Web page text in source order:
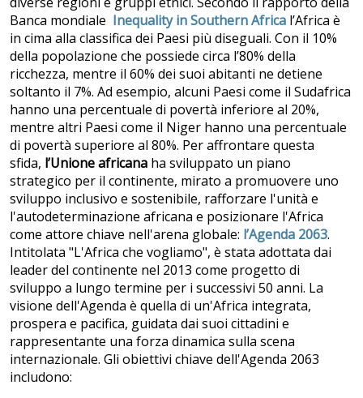
Banca mondiale Inequality in Southern Africa l’Africa è
in cima alla classifica dei Paesi più diseguali. Con il 10%
della popolazione che possiede circa l’80% della
ricchezza, mentre il 60% dei suoi abitanti ne detiene
soltanto il 7%. Ad esempio, alcuni Paesi come il Sudafrica
hanno una percentuale di povertà inferiore al 20%,
mentre altri Paesi come il Niger hanno una percentuale
di povertà superiore al 80%. Per affrontare questa
sfida, l’Unione africana ha sviluppato un piano
strategico per il continente, mirato a promuovere uno
sviluppo inclusivo e sostenibile, rafforzare l'unità e
l'autodeterminazione africana e posizionare l'Africa
come attore chiave nell'arena globale: l’Agenda 2063.
Intitolata "L'Africa che vogliamo", è stata adottata dai
leader del continente nel 2013 come progetto di
sviluppo a lungo termine per i successivi 50 anni. La
visione dell'Agenda è quella di un'Africa integrata,
prospera e pacifica, guidata dai suoi cittadini e
rappresentante una forza dinamica sulla scena
internazionale. Gli obiettivi chiave dell'Agenda 2063
includono: